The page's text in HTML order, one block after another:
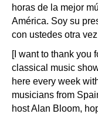
horas de la mejor
América. Soy su
con ustedes otra
[I want to thank you
classical music
here every week
musicians from
host Alan Bloom,